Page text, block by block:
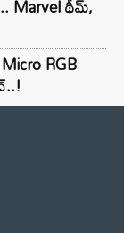
Marvel థీమ్,
RGB